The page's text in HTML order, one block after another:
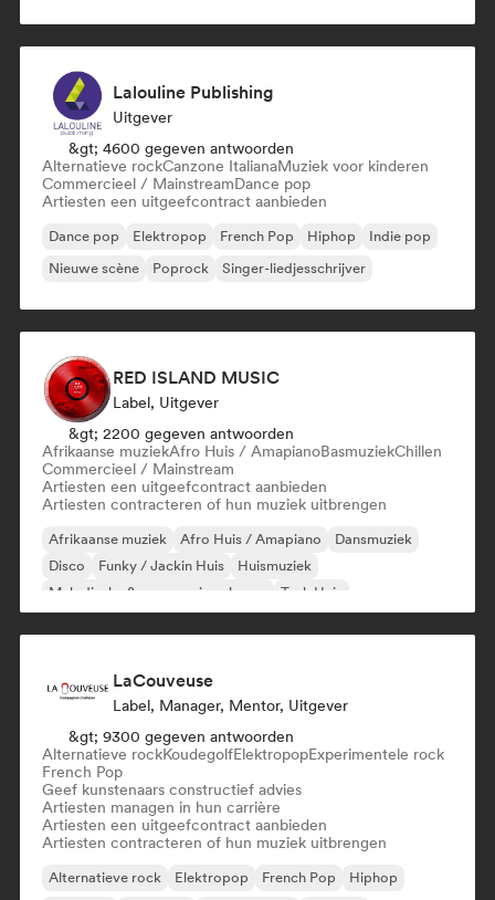
Lalouline Publishing
Uitgever
&gt; 4600 gegeven antwoorden
Alternatieve rockCanzone ItalianaMuziek voor kinderen
Commercieel / MainstreamDance pop
Artiesten een uitgeefcontract aanbieden
Dance pop Elektropop French Pop Hiphop
Indie pop
Nieuwe scène
Poprock Singer-liedjesschrijver
RED ISLAND MUSIC
Label, Uitgever
&gt; 2200 gegeven antwoorden
Afrikaanse muziekAfro Huis / AmapianoBasmuziekChillen
Commercieel / Mainstream
Artiesten een uitgeefcontract aanbieden
Artiesten contracteren of hun muziek uitbrengen
Afrikaanse muziek Afro Huis / Amapiano
Dansmuziek
Disco
Funky / Jackin Huis
Huismuziek
Melodische & progressieve house
Tech Huis
LaCouveuse
Label, Manager, Mentor, Uitgever
&gt; 9300 gegeven antwoorden
Alternatieve rockKoudegolfElektropopExperimentele rock
French Pop
Geef kunstenaars constructief advies
Artiesten managen in hun carrière
Artiesten een uitgeefcontract aanbieden
Artiesten contracteren of hun muziek uitbrengen
Alternatieve rock Elektropop French Pop
Hiphop